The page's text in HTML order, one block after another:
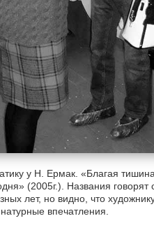
у Н. Ермак. «Благая
(2005г.). Названия
лет, но видно, что
впечатления.